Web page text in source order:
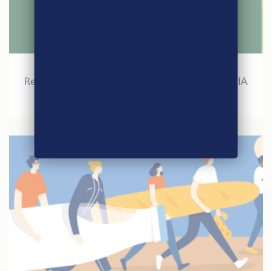
Retour sur la participation d’Agri-Éthique au SIA